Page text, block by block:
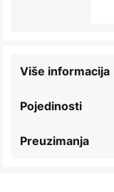
Pojedinosti
Više informacija
Preuzimanja